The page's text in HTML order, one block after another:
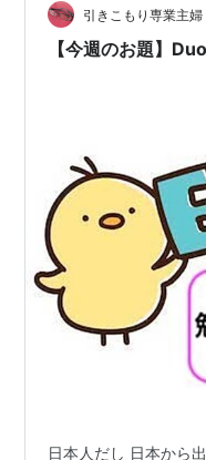
引きこもり専業主婦
【今週のお題】
日本人だし 日本から